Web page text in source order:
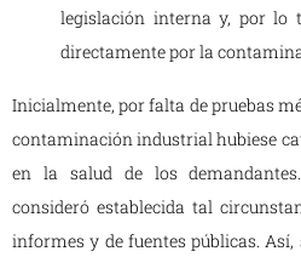
legislación interna y, por lo
directamente por la
Inicialmente, por falta de pruebas
contaminación industrial hubiese
en la salud de los
consideró establecida tal
informes y de fuentes públicas.